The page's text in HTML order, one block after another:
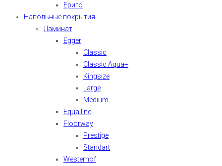
Ериго
Напольные покрытия
Ламинат
Egger
Classic
Classic Aqua+
Kingsize
Large
Medium
Equalline
Floorway
Prestige
Standart
Westerhof